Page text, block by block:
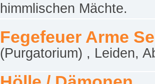
himmlischen Mächte.
Fegefeuer Arme
(Purgatorium) , Leiden,